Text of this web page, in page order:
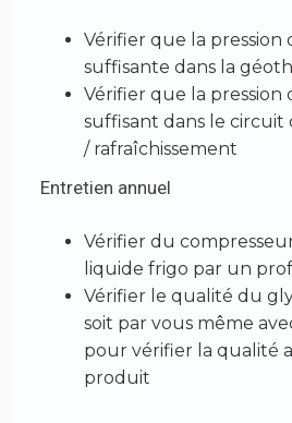
Vérifier que la pression
suffisante dans la
Vérifier que la pression
suffisant dans le circuit
/ rafraîchissement
Entretien annuel
Vérifier du
liquide frigo par un
Vérifier le qualité du
soit par vous même
pour vérifier la qualité
produit